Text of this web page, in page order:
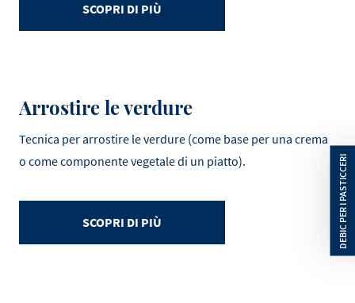
SCOPRI DI PIÙ
Arrostire le verdure
Tecnica per arrostire le verdure (come base per una crema
o come componente vegetale di un piatto).
SCOPRI DI PIÙ